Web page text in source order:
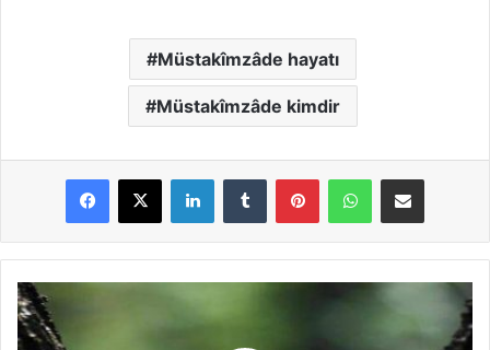
Müstakîmzâde hayatı
Müstakîmzâde kimdir
M
ü
ş